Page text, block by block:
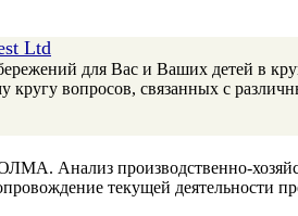
Ltd
для Вас и Ваших детей в
кругу вопросов, связанных с
Анализ производственно-
текущей деятельности